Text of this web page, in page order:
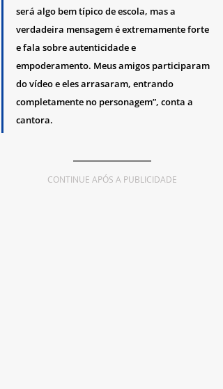
será algo bem típico de escola, mas a
verdadeira mensagem é extremamente forte
e fala sobre autenticidade e
empoderamento. Meus amigos participaram
do vídeo e eles arrasaram, entrando
completamente no personagem”, conta a
cantora.
CONTINUE APÓS A PUBLICIDADE